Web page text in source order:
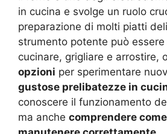
in cucina e svolge un ruolo
preparazione di molti piatti
strumento potente può
cucinare, grigliare e arrostire,
opzioni per sperimentare
gustose prelibatezze in
conoscere il funzionamento
ma anche comprendere